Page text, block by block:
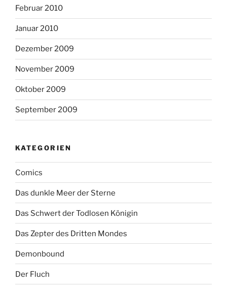
Februar 2010
Januar 2010
Dezember 2009
November 2009
Oktober 2009
September 2009
KATEGORIEN
Comics
Das dunkle Meer der Sterne
Das Schwert der Todlosen Königin
Das Zepter des Dritten Mondes
Demonbound
Der Fluch